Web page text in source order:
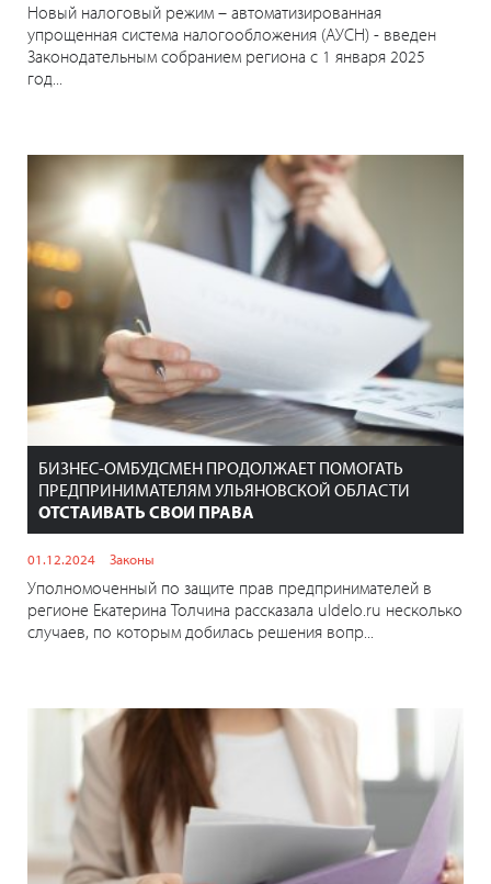
Новый налоговый режим – автоматизированная
упрощенная система налогообложения (АУСН) - введен
Законодательным собранием региона с 1 января 2025
год...
БИЗНЕС-ОМБУДСМЕН ПРОДОЛЖАЕТ ПОМОГАТЬ
ПРЕДПРИНИМАТЕЛЯМ УЛЬЯНОВСКОЙ ОБЛАСТИ
ОТСТАИВАТЬ СВОИ ПРАВА
01.12.2024 Законы
Уполномоченный по защите прав предпринимателей в
регионе Екатерина Толчина рассказала uldelo.ru несколько
случаев, по которым добилась решения вопр...